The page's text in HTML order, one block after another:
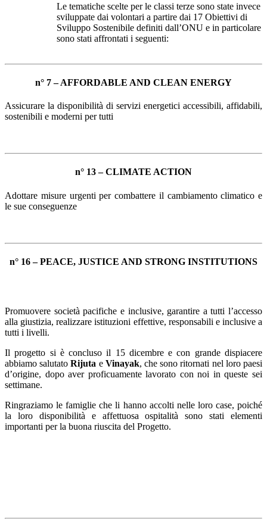
Le tematiche scelte per le classi terze sono state invece
sviluppate dai volontari a partire dai 17 Obiettivi di
Sviluppo Sostenibile definiti dall’ONU e in particolare
sono stati affrontati i seguenti:
n° 7 – AFFORDABLE AND CLEAN ENERGY
Assicurare la disponibilità di servizi energetici accessibili, affidabili,
sostenibili e moderni per tutti
n° 13 – CLIMATE ACTION
Adottare misure urgenti per combattere il cambiamento climatico e
le sue conseguenze
n° 16 – PEACE, JUSTICE AND STRONG INSTITUTIONS
Promuovere società pacifiche e inclusive, garantire a tutti l’accesso
alla giustizia, realizzare istituzioni effettive, responsabili e inclusive a
tutti i livelli.
Il progetto si è concluso il 15 dicembre e con grande dispiacere
abbiamo salutato Rijuta e Vinayak, che sono ritornati nel loro paesi
d’origine, dopo aver proficuamente lavorato con noi in queste sei
settimane.
Ringraziamo le famiglie che li hanno accolti nelle loro case, poiché
la loro disponibilità e affettuosa ospitalità sono stati elementi
importanti per la buona riuscita del Progetto.